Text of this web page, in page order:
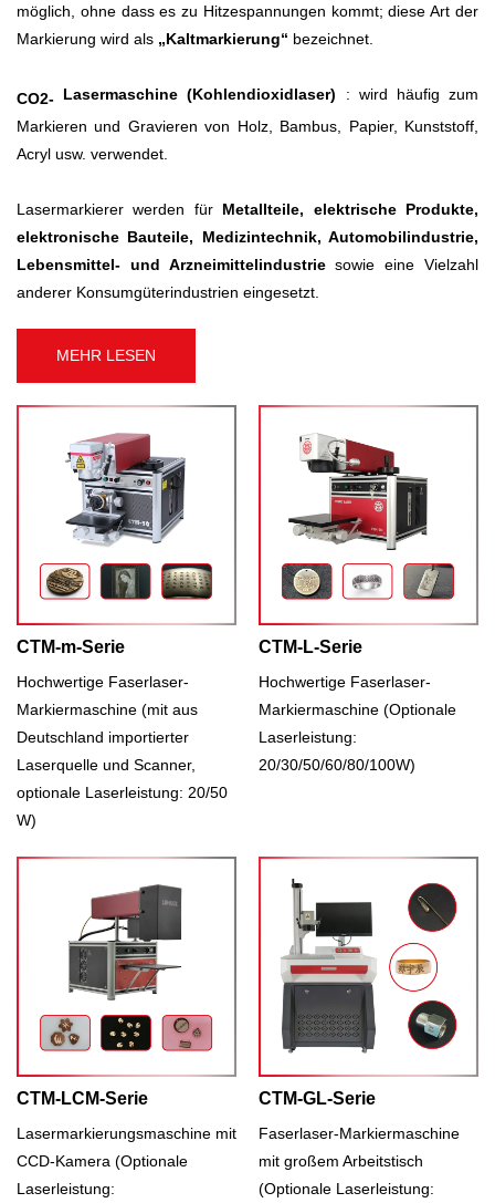
möglich, ohne dass es zu Hitzespannungen kommt; diese Art der
Markierung wird als „Kaltmarkierung“ bezeichnet.
CO2- Lasermaschine (Kohlendioxidlaser) : wird häufig zum
Markieren und Gravieren von Holz, Bambus, Papier, Kunststoff,
Acryl usw. verwendet.
Lasermarkierer werden für Metallteile, elektrische Produkte,
elektronische Bauteile, Medizintechnik, Automobilindustrie,
Lebensmittel- und Arzneimittelindustriesowie eine Vielzahl
anderer Konsumgüterindustrien eingesetzt.
MEHR LESEN
CTM-m-Serie
Hochwertige Faserlaser-
Markiermaschine (mit aus
Deutschland importierter
Laserquelle und Scanner,
optionale Laserleistung: 20/50
W)
CTM-L-Serie
Hochwertige Faserlaser-
Markiermaschine (Optionale
Laserleistung:
20/30/50/60/80/100W)
CTM-LCM-Serie
Lasermarkierungsmaschine mit
CCD-Kamera (Optionale
Laserleistung:
CTM-GL-Serie
Faserlaser-Markiermaschine
mit großem Arbeitstisch
(Optionale Laserleistung: